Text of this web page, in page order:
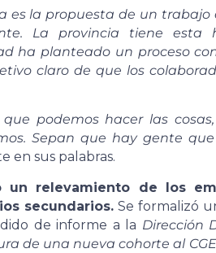
es la propuesta de un
La provincia tiene esta
ha planteado un proceso
claro de que los
podemos hacer las
Sepan que hay gente
en sus palabras.
un relevamiento de los
secundarios. Se formalizó
de informe a la Dirección
de una nueva cohorte al